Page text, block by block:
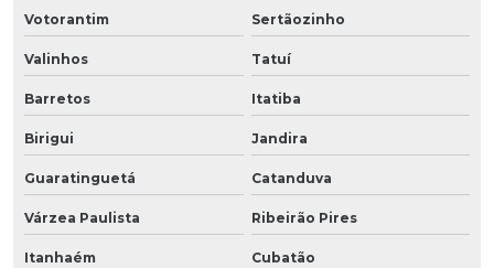
Votorantim Sertãozinho
Valinhos Tatuí
Barretos Itatiba
Birigui Jandira
Guaratinguetá Catanduva
Várzea Paulista Ribeirão Pires
Itanhaém Cubatão